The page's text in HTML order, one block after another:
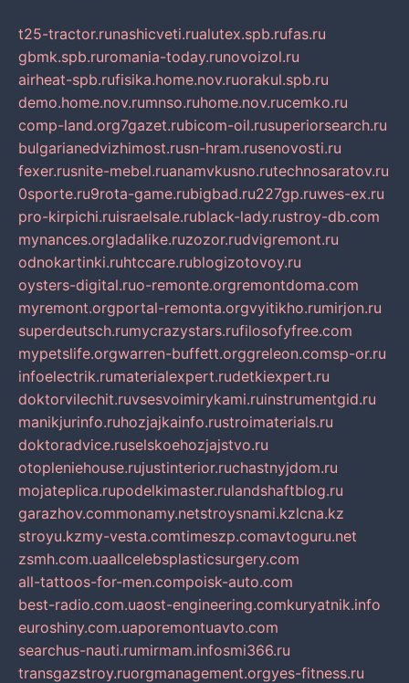
t25-tractor.runashicveti.rualutex.spb.rufas.ru
gbmk.spb.ruromania-today.runovoizol.ru
airheat-spb.rufisika.home.nov.ruorakul.spb.ru
demo.home.nov.rumnso.ruhome.nov.rucemko.ru
comp-land.org7gazet.rubicom-oil.rusuperiorsearch.ru
bulgarianedvizhimost.rusn-hram.rusenovosti.ru
fexer.rusnite-mebel.ruanamvkusno.rutechnosaratov.ru
0sporte.ru9rota-game.rubigbad.ru227gp.ruwes-ex.ru
pro-kirpichi.ruisraelsale.rublack-lady.rustroy-db.com
mynances.orgladalike.ruzozor.rudvigremont.ru
odnokartinki.ruhtccare.rublogizotovoy.ru
oysters-digital.ruo-remonte.orgremontdoma.com
myremont.orgportal-remonta.orgvyitikho.rumirjon.ru
superdeutsch.rumycrazystars.rufilosofyfree.com
mypetslife.orgwarren-buffett.orggreleon.comsp-or.ru
infoelectrik.rumaterialexpert.rudetkiexpert.ru
doktorvilechit.ruvsesvoimirykami.ruinstrumentgid.ru
manikjurinfo.ruhozjajkainfo.rustroimaterials.ru
doktoradvice.ruselskoehozjajstvo.ru
otopleniehouse.rujustinterior.ruchastnyjdom.ru
mojateplica.rupodelkimaster.rulandshaftblog.ru
garazhov.commonamy.netstroysnami.kzlcna.kz
stroyu.kzmy-vesta.comtimeszp.comavtoguru.net
zsmh.com.uaallcelebsplasticsurgery.com
all-tattoos-for-men.compoisk-auto.com
best-radio.com.uaost-engineering.comkuryatnik.info
euroshiny.com.uaporemontuavto.com
searchus-nauti.rumirmam.infosmi366.ru
transgazstroy.ruorgmanagement.orgyes-fitness.ru